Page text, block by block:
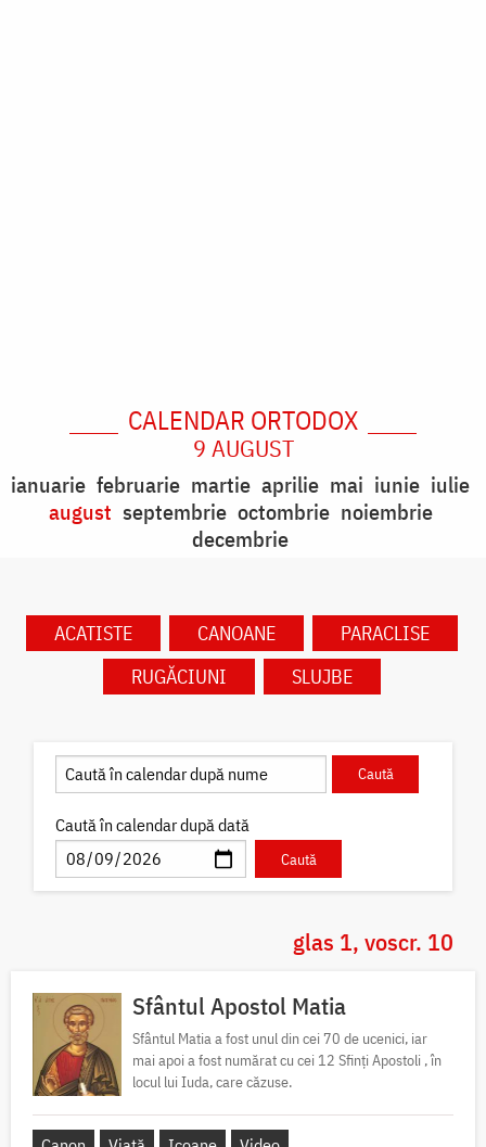
CALENDAR ORTODOX
9 AUGUST
ianuarie februarie martie aprilie mai iunie iulie
august septembrie octombrie noiembrie
decembrie
ACATISTE CANOANE
PARACLISE
RUGĂCIUNI
SLUJBE
Caută în calendar după dată
glas 1, voscr. 10
Sfântul Apostol Matia
Sfântul Matia a fost unul din cei 70 de ucenici, iar
mai apoi a fost numărat cu cei 12 Sfinți Apostoli , în
locul lui Iuda, care căzuse.